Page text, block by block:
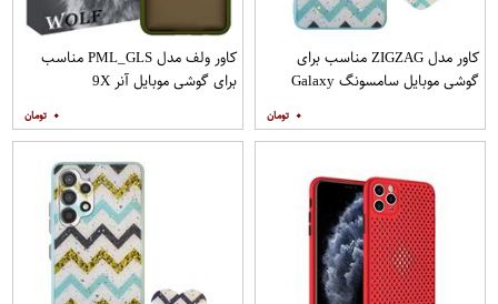
کاور مدل ZIGZAG مناسب برای
گوشی موبایل سامسونگ Galaxy
۰
کاور ولف مدل PML_GLS مناسب
برای گوشی موبایل آنر 9X
۰